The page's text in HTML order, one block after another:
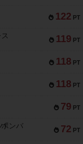
122 PT
119 PT
118 PT
118 PT
79 PT
72 PT
ンバ